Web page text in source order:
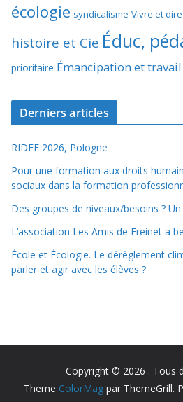
écologie syndicalisme Vivre et
histoire et Cie Éduc,
prioritaire Émancipation et
Derniers articles
RIDEF 2026, Pologne
Pour une formation aux droits
sociaux dans la formation
Des groupes de niveaux/besoins ? Un
L’association Les Amis de Freinet a
École et Écologie. Le dérèglement
parler et agir avec les élèves ?
Copyright © 2026 . Tous
Theme ColorMag par ThemeGrill.